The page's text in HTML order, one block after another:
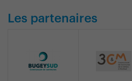
Les partenaires